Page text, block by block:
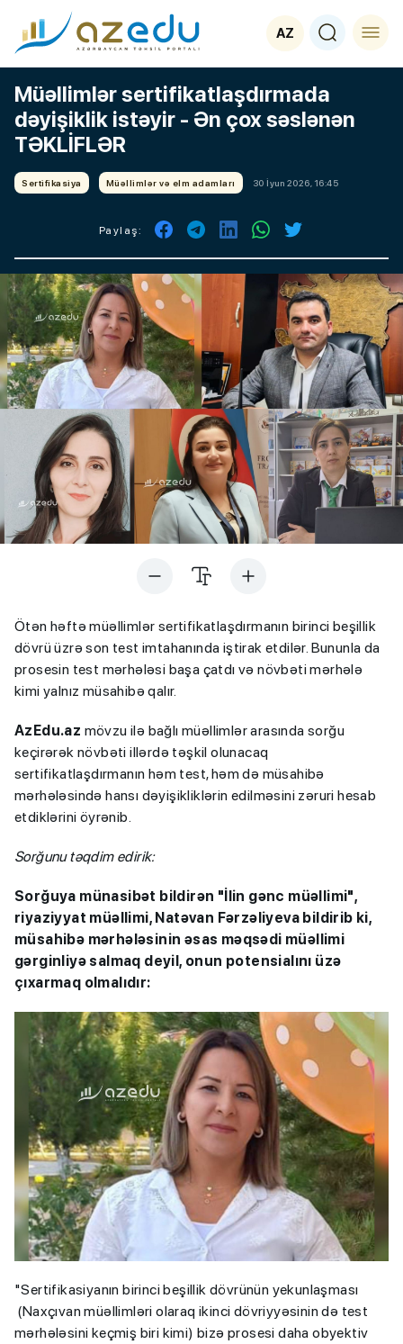
AZ
Müəllimlər sertifikatlaşdırmada
dəyişiklik istəyir - Ən çox səslənən
TƏKLİFLƏR
Sertifikasiya Müəllimlər və elm adamları 30 İyun 2026, 16:45
Paylaş:
Ötən həftə müəllimlər sertifikatlaşdırmanın birinci beşillik
dövrü üzrə son test imtahanında iştirak etdilər. Bununla da
prosesin test mərhələsi başa çatdı və növbəti mərhələ
kimi yalnız müsahibə qalır.
AzEdu.az mövzu ilə bağlı müəllimlər arasında sorğu
keçirərək növbəti illərdə təşkil olunacaq
sertifikatlaşdırmanın həm test, həm də müsahibə
mərhələsində hansı dəyişikliklərin edilməsini zəruri hesab
etdiklərini öyrənib.
Sorğunu təqdim edirik:
Sorğuya münasibət bildirən "İlin gənc müəllimi",
riyaziyyat müəllimi, Natəvan Fərzəliyeva bildirib ki,
müsahibə mərhələsinin əsas məqsədi müəllimi
gərginliyə salmaq deyil, onun potensialını üzə
çıxarmaq olmalıdır:
"Sertifikasiyanın birinci beşillik dövrünün yekunlaşması
(Naxçıvan müəllimləri olaraq ikinci dövriyyəsinin də test
mərhələsini keçmiş biri kimi) bizə prosesi daha obyektiv